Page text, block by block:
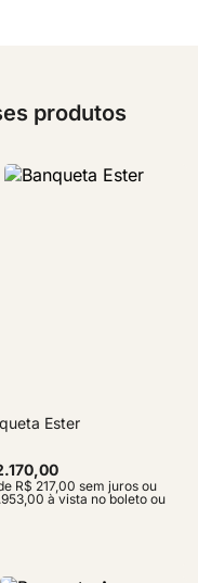
produtos
Ester
R$ 217,00 sem juros ou
à vista no boleto ou